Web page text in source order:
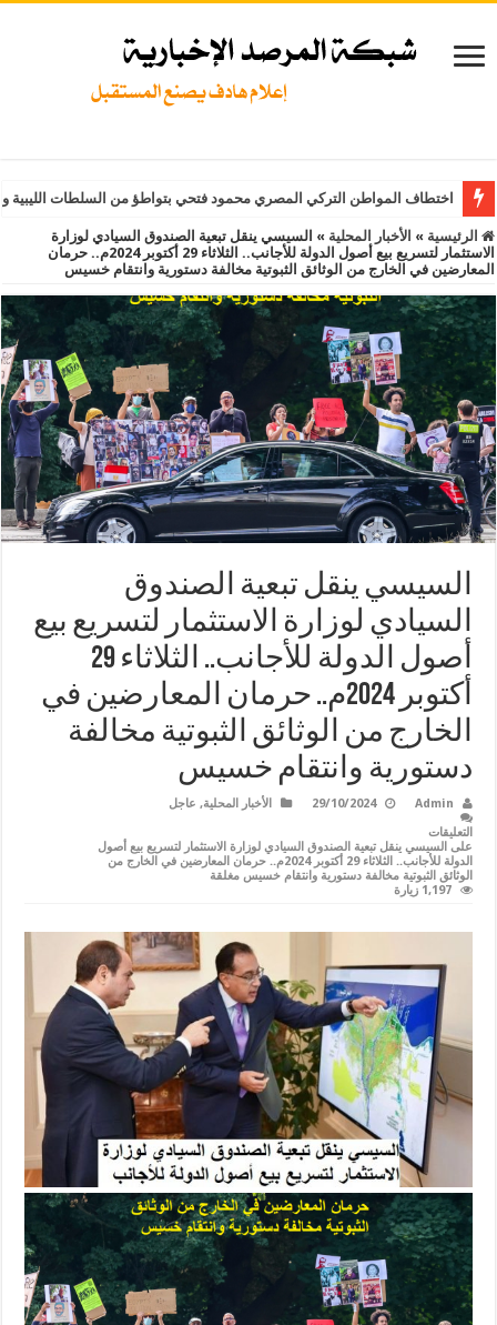
اختطاف المواطن التركي المصري محمود فتحي بتواطؤ من السلطات
الرئيسية » الأخبار المحلية » السيسي ينقل تبعية الصندوق السيادي لوزارة
الاستثمار لتسريع بيع أصول الدولة للأجانب.. الثلاثاء 29 أكتوبر 2024م.. حرمان
المعارضين في الخارج من الوثائق الثبوتية مخالفة دستورية وانتقام خسيس
السيسي ينقل تبعية الصندوق
السيادي لوزارة الاستثمار لتسريع بيع
أصول الدولة للأجانب.. الثلاثاء 29
أكتوبر 2024م.. حرمان المعارضين في
الخارج من الوثائق الثبوتية مخالفة
دستورية وانتقام خسيس
Admin
29/10/2024 الأخبار المحلية, عاجل
التعليقات
على السيسي ينقل تبعية الصندوق السيادي لوزارة الاستثمار لتسريع بيع أصول
الدولة للأجانب.. الثلاثاء 29 أكتوبر 2024م.. حرمان المعارضين في الخارج من
الوثائق الثبوتية مخالفة دستورية وانتقام خسيس مغلقة
1,197 زيارة